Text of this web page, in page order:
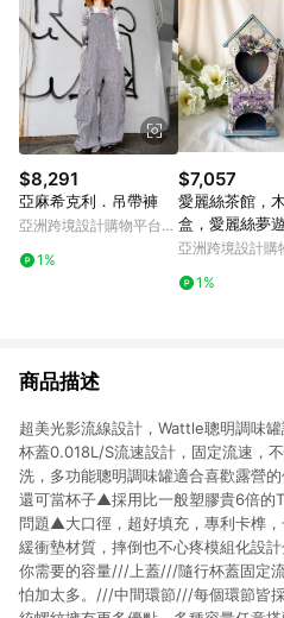
$8,291
亞麻希克利．吊帶褲
亞洲跨境設計購物平台
1%
$7,057
愛麗絲茶館，
盒，愛麗絲夢
茶會，廚房裝
亞洲跨境設計購
1%
商品描述
超美光影流線設計，Wattle聰明調味
杯蓋0.018L/S流速設計，固定流速，
洗，多功能聰明調味罐適合喜歡露營
還可當杯子▲採用比一般塑膠貴6倍的
問題▲大口徑，超好填充，專利卡榫
緩衝墊材質，摔倒也不心疼模組化設
你需要的容量///上蓋///隨行杯蓋固定
怕加太多。///中間環節///每個環節皆